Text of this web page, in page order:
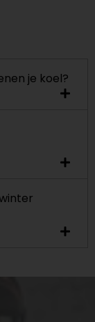
je koel?